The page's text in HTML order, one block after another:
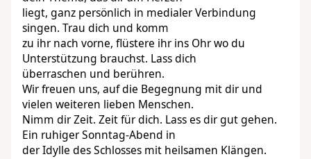
liegt, ganz persönlich in medialer Verbindung
singen. Trau dich und komm
zu ihr nach vorne, flüstere ihr ins Ohr wo du
Unterstützung brauchst. Lass dich
überraschen und berühren.
Wir freuen uns, auf die Begegnung mit dir und
vielen weiteren lieben Menschen.
Nimm dir Zeit. Zeit für dich. Lass es dir gut gehen.
Ein ruhiger Sonntag-Abend in
der Idylle des Schlosses mit heilsamen Klängen.